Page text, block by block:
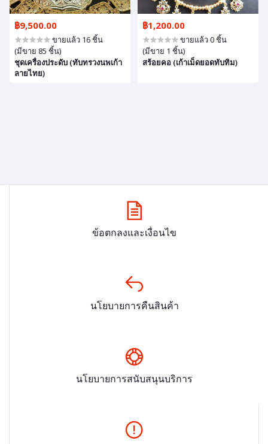
฿9,500.00
ขายแล้ว 16 ชิ้น
(มีขาย 85 ชิ้น)
ชุดเครื่องประดับ (ทับทรวงนพเก้า
ลายไทย)
฿1,200.00
ขายแล้ว 0 ชิ้น
(มีขาย 1 ชิ้น)
สร้อยคอ (เก้าเม็ดยอดทับทิม)
ข้อตกลงและเงื่อนไข
นโยบายการคืนสินค้า
นโยบายการสนับสนุนบริการ